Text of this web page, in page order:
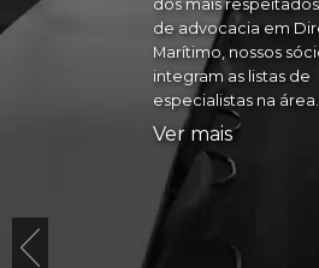
dos mais
de advocacia em
Marítimo, nossos
integram as listas de
especialistas na
Ver mais